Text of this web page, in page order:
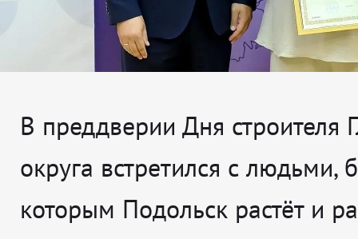
В преддверии Дня строителя
округа встретился с людьми,
которым Подольск растёт и